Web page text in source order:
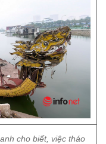
cho biết, việc tháo